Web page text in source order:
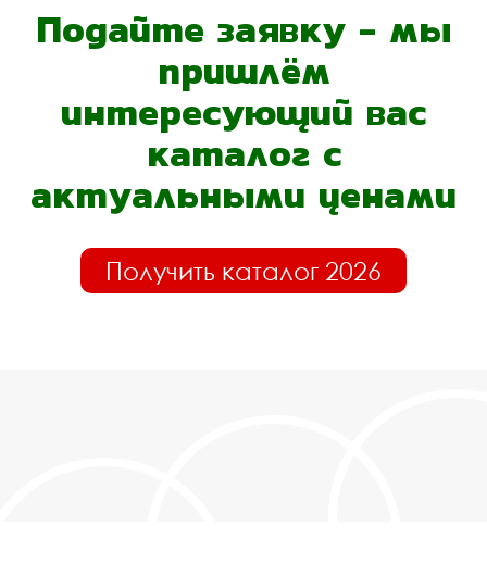
Подайте заявку - мы
пришлём
интересующий вас
каталог с
актуальными ценами
Получить каталог 2026